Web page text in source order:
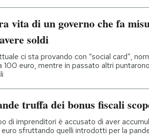
Mondiali calcio 2026
vita di un governo che fa
soldi
ci sta provando con “social card”,
100 euro, mentre in passato altri
truffa dei bonus fiscali
di imprenditori è accusato di aver
euro sfruttando quelli introdotti per la